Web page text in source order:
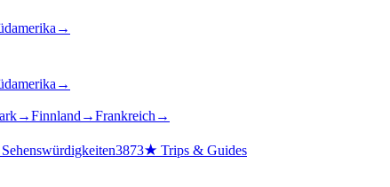
→
→
→Finnland →Frankreich →
Sehenswürdigkeiten3873★ Trips & Guides